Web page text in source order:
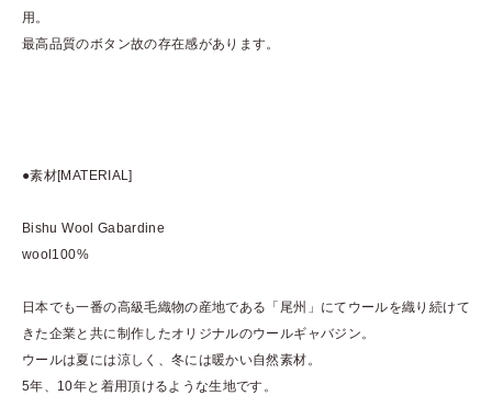
用。
最高品質のボタン故の存在感があります。
●素材[MATERIAL]
Bishu Wool Gabardine
wool100%
日本でも一番の高級毛織物の産地である「尾州」にてウールを織り続けて
きた企業と共に制作したオリジナルのウールギャバジン。
ウールは夏には涼しく、冬には暖かい自然素材。
5年、10年と着用頂けるような生地です。